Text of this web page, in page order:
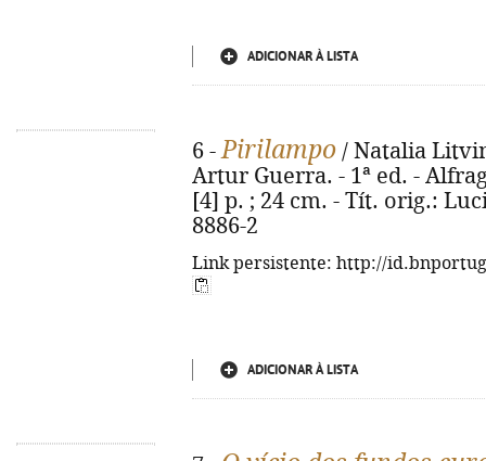
ADICIONAR À LISTA
6 -Pirilampo / Natalia
Artur Guerra. - 1ª ed. -
[4] p. ; 24 cm. - Tít. orig.:
8886-2
Link persistente: http://
ADICIONAR À LISTA